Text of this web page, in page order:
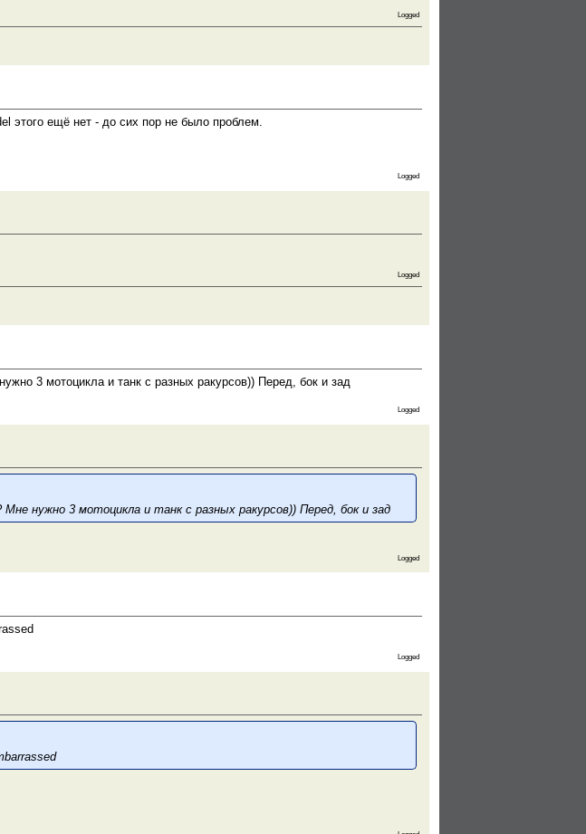
Logged
этого ещё нет - до сих пор не было проблем.
Logged
Logged
3 мотоцикла и танк с разных ракурсов)) Перед, бок и зад
Logged
нужно 3 мотоцикла и танк с разных ракурсов)) Перед, бок и зад
Logged
Logged